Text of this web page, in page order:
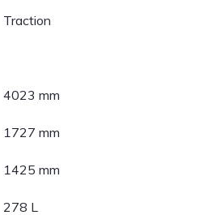
Traction
4023 mm
1727 mm
1425 mm
278 L